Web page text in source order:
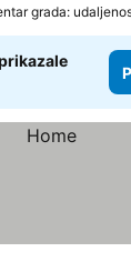
grada: